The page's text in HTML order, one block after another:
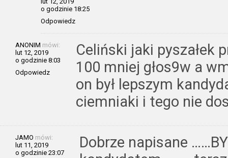
o godzinie 18:25
Odpowiedz
ANONIM mówi:
lut 12, 2019
o godzinie 8:03
Odpowiedz
Celiński jaki pyszałek
100 mniej głos9w a
on był lepszym
ciemniaki i tego nie
JAMO mówi:
lut 11, 2019
o godzinie 23:07
Dobrze napisane